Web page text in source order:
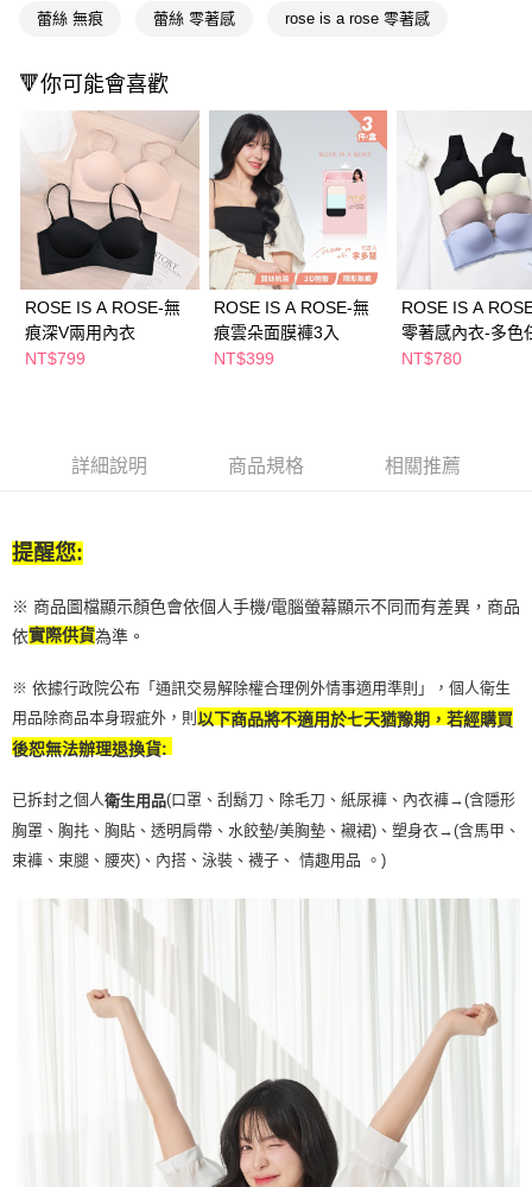
２．便利：只要手機號碼，簡訊認證，即可結帳。
３．安心：先確認商品／服務後，再付款。
【「AFTEE先享後付」結帳流程】
１．於結帳方式選擇「AFTEE先享後付」後，將跳轉至「AFTEE先享後付」
結帳頁面，進行簡訊認證並確認金額後，即可完成結帳。
２．訂單成立數日內，您將收到繳費通知簡訊。
３．收到繳費通知簡訊後14天內，點擊此簡訊中的連結，可透過四大超商／
ATM／網路銀行／等多元方式進行付款，方視為交易完成。
※ 請注意：結帳手續完成當下不需立刻繳費，但若您需要取消訂單，請聯絡
購買商品的店家。未經商家同意取消之訂單仍視為有效，需透過AFTEE先享
後付繳納相關費用。
※ 交易是否成功請以「AFTEE先享後付 」之結帳頁面顯示為準，若有關於
是否繳費成功／繳費後需取消欲退款等相關疑問，請聯繫「AFTEE先享後付
客戶支援中心」https://netprotections.freshdesk.com/support/home
【注意事項】
https://aftee.tw/terms/#terms3
３．未成年的使用者請事先徵得法定代理人或監護人之同意方可使用
４．使用「AFTEE先享後付」時，將依據個別帳號之用戶狀況，依本公司即
時審查核予不同之上限額度；若仍有額度不足之情形，本公司將視審查結果
５．嚴禁一人註冊多個帳號或使用他人資訊註冊。若發現惡意使用之情形，
恩沛科技股份有限公司將有權停止該用戶之使用額度並採取法律行動。
每筆NT$65，滿NT$390(含以上)免運費
付款後全家取貨
每筆NT$65，滿NT$390(含以上)免運費
萊爾富取貨付款
每筆NT$65，滿NT$490(含以上)免運費
付款後萊爾富取貨
每筆NT$65，滿NT$490(含以上)免運費
7-11取貨付款
付款後寶雅門市自取(由倉庫統一出貨)
每筆NT$80，滿NT$290(含以上)免運費
蕾絲 無痕 蕾絲 零著感 rose is a rose 零著感
🔻你可能會喜歡
ROSE IS A ROSE-無
痕深V兩用內衣
NT$799
ROSE IS A ROSE-無
痕雲朵面膜褲3入
NT$399
ROSE IS A
零著感內衣-多色
NT$780
詳細說明 商品規格 相關推薦
提醒您:
※ 商品圖檔顯示顏色會依個人手機/電腦螢幕顯示不同而有差異，商品
依實際供貨為準。
※ 依據行政院公布「通訊交易解除權合理例外情事適用準則」，個人衛生
用品除商品本身瑕疵外，則以下商品將不適用於七天猶豫期，若經購買
後恕無法辦理退換貨:
已拆封之個人衛生用品(口罩、刮鬍刀、除毛刀、紙尿褲、內衣褲→(含隱形
胸罩、胸扥、胸貼、透明肩帶、水餃墊/美胸墊、襯裙)、塑身衣→(含馬甲、
束褲、束腿、腰夾) 、內搭、泳裝、襪子、 情趣用品 。)